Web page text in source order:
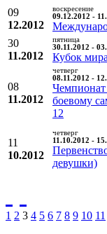
09
12.2012
воскресение
09.12.2012 -
30
11.2012
пятница
30.11.2012 -
Кубок
08
11.2012
четверг
08.11.2012 -
боевому
12
11
10.2012
четверг
11.10.2012 -
девушки)
1 2 3 4 5 6 7 8 9 10 11